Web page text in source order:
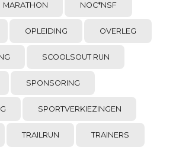
MARATHON NOC*NSF
OPLEIDING OVERLEG
SCOOLSOUT RUN
SPONSORING
SPORTVERKIEZINGEN
TRAILRUN TRAINERS